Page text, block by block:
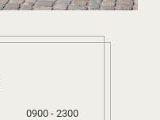
0900 - 2300